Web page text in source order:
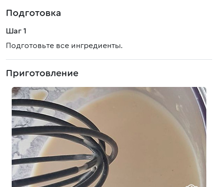
Подготовка
Шаг 1
Подготовьте все ингредиенты.
Приготовление